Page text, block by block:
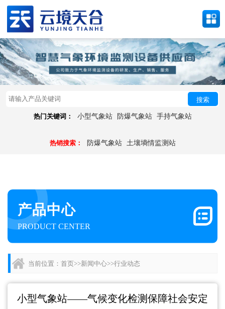
搜索
热门关键词： 小型气象站 防爆气象站 手持气象站
热销搜索： 防爆气象站 土壤墒情监测站
产品中心
PRODUCT CENTER
当前位置： 首页>>新闻中心>>行业动态
小型气象站——气候变化检测保障社会安定